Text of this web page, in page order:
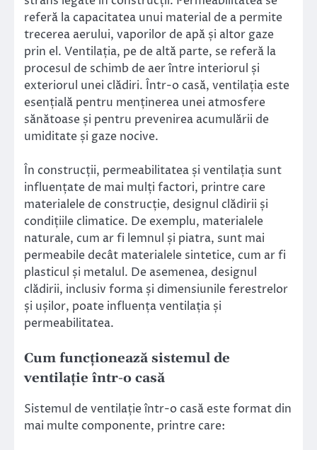
referă la capacitatea unui material de a permite
trecerea aerului, vaporilor de apă și altor gaze
prin el. Ventilația, pe de altă parte, se referă la
procesul de schimb de aer între interiorul și
exteriorul unei clădiri. Într-o casă, ventilația este
esențială pentru menținerea unei atmosfere
sănătoase și pentru prevenirea acumulării de
umiditate și gaze nocive.
În construcții, permeabilitatea și ventilația sunt
influențate de mai mulți factori, printre care
materialele de construcție, designul clădirii și
condițiile climatice. De exemplu, materialele
naturale, cum ar fi lemnul și piatra, sunt mai
permeabile decât materialele sintetice, cum ar fi
plasticul și metalul. De asemenea, designul
clădirii, inclusiv forma și dimensiunile ferestrelor
și ușilor, poate influența ventilația și
permeabilitatea.
Cum funcționează sistemul de
ventilație într-o casă
Sistemul de ventilație într-o casă este format din
mai multe componente, printre care: